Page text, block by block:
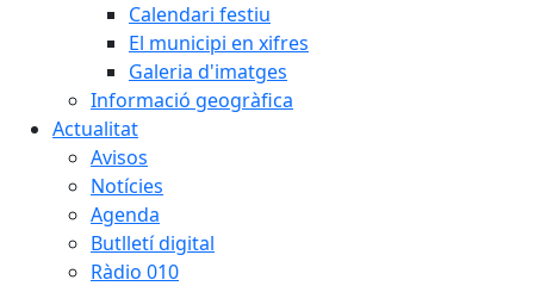
Calendari festiu
El municipi en xifres
Galeria d'imatges
Informació geogràfica
Actualitat
Avisos
Notícies
Agenda
Butlletí digital
Ràdio 010